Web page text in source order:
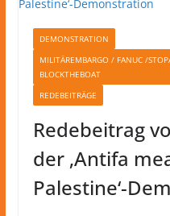
DEMONSTRATION
MILITÄREMBARGO / FANUC /
BLOCKTHEBOAT
REDEBEITRÄGE
Redebeitrag
der ‚Antifa
Palestine‘-